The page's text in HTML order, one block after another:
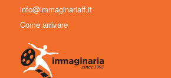
info@immaginariaff.it
Come arrivare